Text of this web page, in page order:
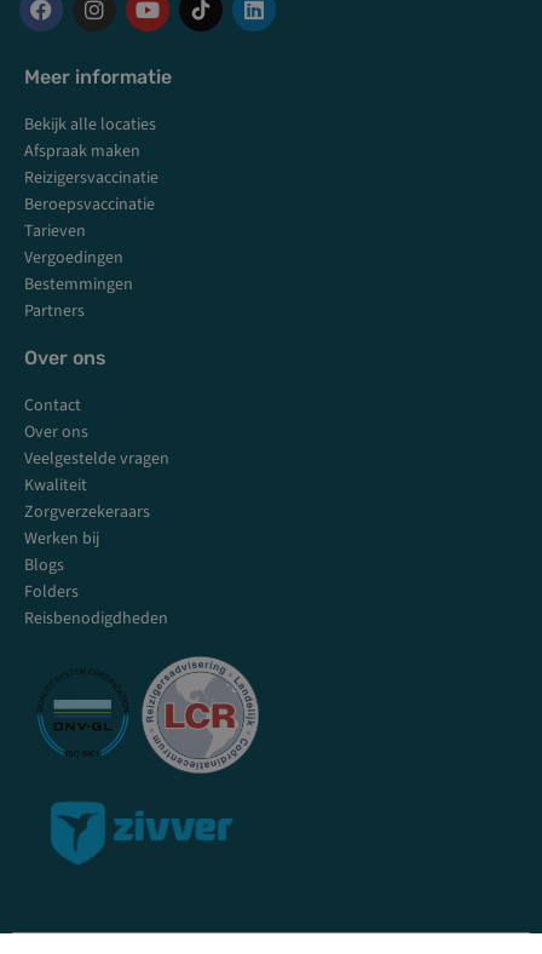
F
c
e
b
o
o
k
I
s
t
a
g
r
a
m
Y
u
t
b
L
Meer informatie
Bekijk alle locaties
Afspraak maken
Reizigersvaccinatie
Beroepsvaccinatie
Tarieven
Vergoedingen
Bestemmingen
Partners
Over ons
Contact
Over ons
Veelgestelde vragen
Kwaliteit
Zorgverzekeraars
Werken bij
Blogs
Folders
Reisbenodigdheden